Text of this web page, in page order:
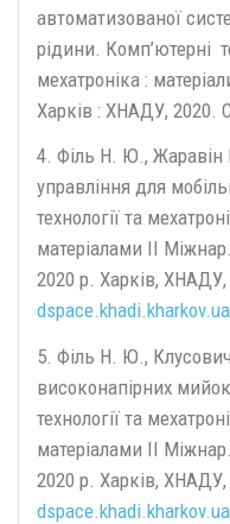
автоматизованої
рідини. Комп’ютерні
мехатроніка :
Харків : ХНАДУ, 2020.
4. Філь Н. Ю., Жаравін
управління для
технології та
матеріалами ІІ
2020 р. Харків,
5. Філь Н. Ю.,
високонапірних
технології та
матеріалами ІІ
2020 р. Харків, ХНАДУ,